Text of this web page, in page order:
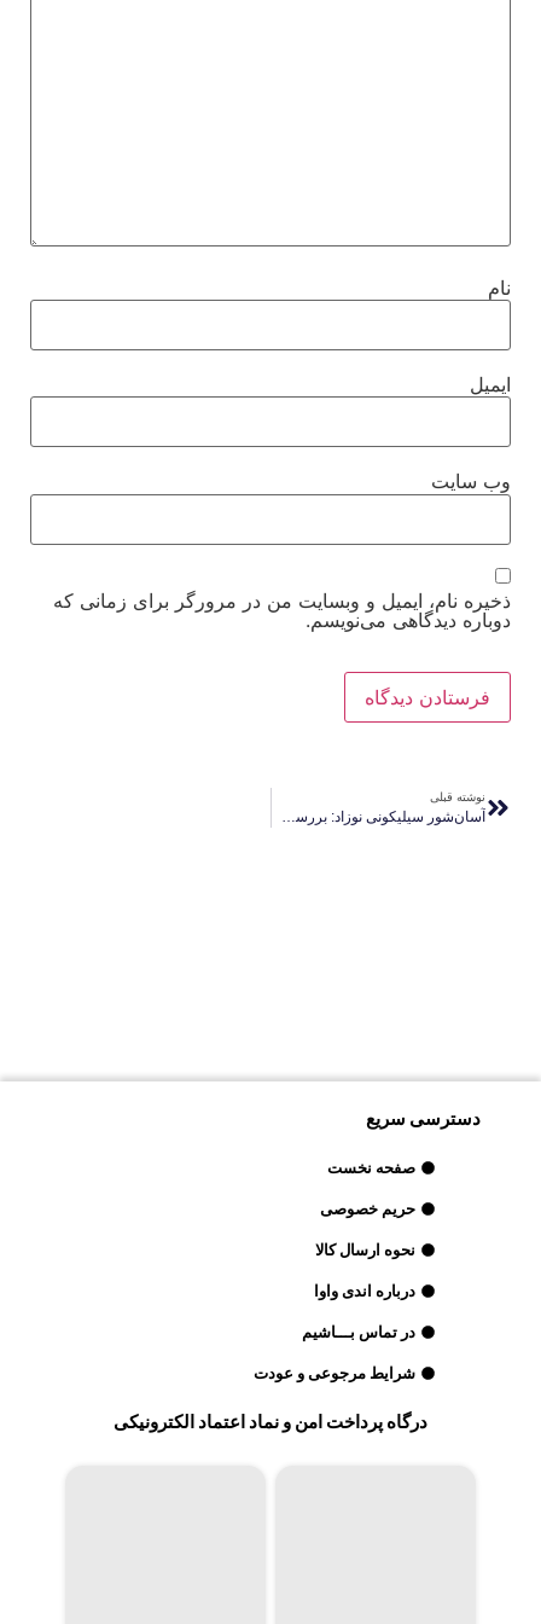
نام
ایمیل
وب‌ سایت
ذخیره نام، ایمیل و وبسایت من در مرورگر برای زمانی که
دوباره دیدگاهی می‌نویسم.
نوشته قبلی
آسان‌شور سیلیکونی نوزاد: بررسی کامل
دسترسی سریع
صفحه نخست
حریم خصوصی
نحوه ارسال کالا
درباره اندی واوا
در تماس بـــاشیم
شرایط مرجوعی و عودت
درگاه پرداخت امن و نماد اعتماد الکترونیکی